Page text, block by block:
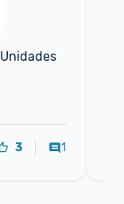
3 1